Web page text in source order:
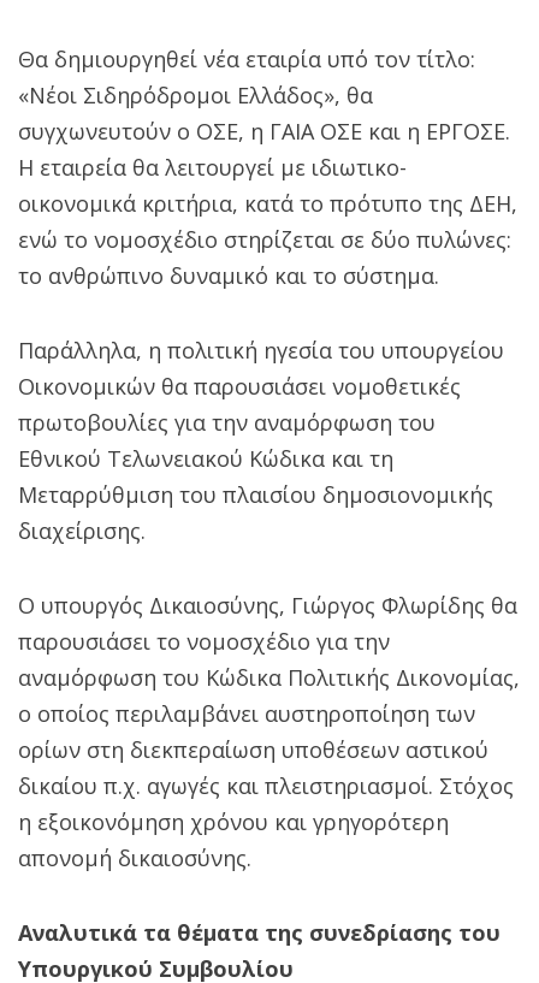
Θα δημιουργηθεί νέα εταιρία υπό τον τίτλο:
«Νέοι Σιδηρόδρομοι Ελλάδος», θα
συγχωνευτούν ο ΟΣΕ, η ΓΑΙΑ ΟΣΕ και η ΕΡΓΟΣΕ.
Η εταιρεία θα λειτουργεί με ιδιωτικο-
οικονομικά κριτήρια, κατά το πρότυπο της ΔΕΗ,
ενώ το νομοσχέδιο στηρίζεται σε δύο πυλώνες:
το ανθρώπινο δυναμικό και το σύστημα.
Παράλληλα, η πολιτική ηγεσία του υπουργείου
Οικονομικών θα παρουσιάσει νομοθετικές
πρωτοβουλίες για την αναμόρφωση του
Εθνικού Τελωνειακού Κώδικα και τη
Μεταρρύθμιση του πλαισίου δημοσιονομικής
διαχείρισης.
Ο υπουργός Δικαιοσύνης, Γιώργος Φλωρίδης θα
παρουσιάσει το νομοσχέδιο για την
αναμόρφωση του Κώδικα Πολιτικής Δικονομίας,
ο οποίος περιλαμβάνει αυστηροποίηση των
ορίων στη διεκπεραίωση υποθέσεων αστικού
δικαίου π.χ. αγωγές και πλειστηριασμοί. Στόχος
η εξοικονόμηση χρόνου και γρηγορότερη
απονομή δικαιοσύνης.
Αναλυτικά τα θέματα της συνεδρίασης του
Υπουργικού Συμβουλίου